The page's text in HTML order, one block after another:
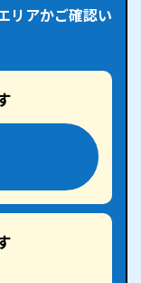
リアかご確認い